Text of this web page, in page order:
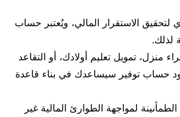
لتحقيق الاستقرار المالي، ويُعتبر حساب
لذلك.
تمويل تعليم أولادك، أو التقاعد
حساب توفير سيساعدك في بناء قاعدة
لمواجهة الطوارئ المالية غير